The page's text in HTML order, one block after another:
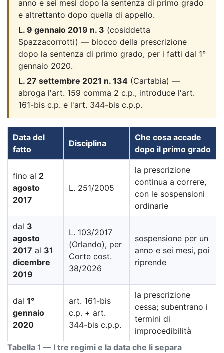
anno e sei mesi dopo la sentenza di primo grado
e altrettanto dopo quella di appello.
L. 9 gennaio 2019 n. 3 (cosiddetta
Spazzacorrotti) — blocco della prescrizione
dopo la sentenza di primo grado, per i fatti dal 1°
gennaio 2020.
L. 27 settembre 2021 n. 134 (Cartabia) —
abroga l'art. 159 comma 2 c.p., introduce l'art.
161-bis c.p. e l'art. 344-bis c.p.p.
Tabella 1 — I tre regimi e la data che li separa
Data del
fatto
Disciplina
Che cosa accade
dopo il primo grado
fino al 2
agosto
2017
L. 251/2005
la prescrizione
continua a correre,
con le sospensioni
ordinarie
dal 3
agosto
2017 al 31
dicembre
2019
L. 103/2017
(Orlando), per
Corte cost.
38/2026
sospensione per un
anno e sei mesi, poi
riprende
dal 1°
gennaio
2020
art. 161-bis
c.p. + art.
344-bis c.p.p.
la prescrizione
cessa; subentrano i
termini di
improcedibilità